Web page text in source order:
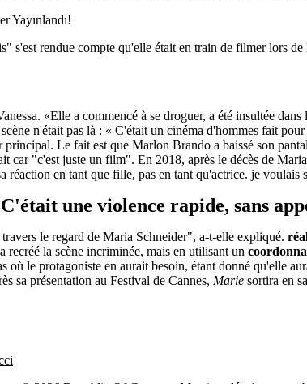
Yayınlandı!
s'est rendue compte qu'elle était en train de filmer lors
«Elle a commencé à se droguer, a été insultée
n'était pas là : « C'était un cinéma d'hommes fait
principal. Le fait est que Marlon Brando a baissé son
car "c'est juste un film". En 2018, après le décès de
réaction en tant que fille, pas en tant qu'actrice. je voulais
une violence rapide, sans
le regard de Maria Schneider", a-t-elle expliqué.
la scène incriminée, mais en utilisant un
où le protagoniste en aurait besoin, étant donné qu'elle
sa présentation au Festival de Cannes, Marie sortira en